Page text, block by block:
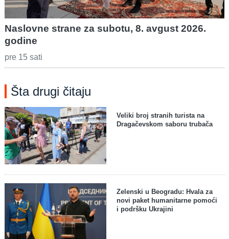
Naslovne strane za subotu, 8. avgust 2026.
godine
pre 15 sati
Šta drugi čitaju
Veliki broj stranih turista na
Dragačevskom saboru trubača
Zelenski u Beogradu: Hvala za
novi paket humanitarne pomoći
i podršku Ukrajini